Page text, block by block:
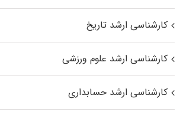
کارشناسی ارشد تاریخ
کارشناسی ارشد علوم ورزشی
کارشناسی ارشد حسابداری